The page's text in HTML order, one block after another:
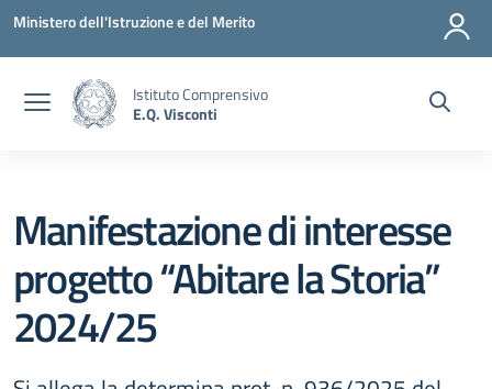
Vai ai contenuti
Vai al menu di navigazione
Vai al footer
Ministero dell'Istruzione e del Merito
Istituto Comprensivo
E.Q. Visconti
Manifestazione di interesse
progetto “Abitare la Storia”
2024/25